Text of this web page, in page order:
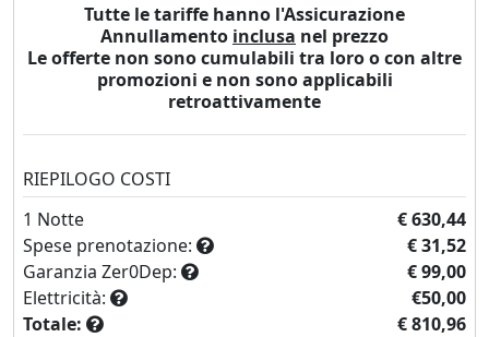
Tutte le tariffe hanno l'Assicurazione
Annullamento inclusa nel prezzo
Le offerte non sono cumulabili tra loro o con altre
promozioni e non sono applicabili
retroattivamente
RIEPILOGO COSTI
1 Notte
€ 630,44
Spese prenotazione:
€ 31,52
Garanzia Zer0Dep:
€ 99,00
Elettricità:
€50,00
Totale:
€ 810,96